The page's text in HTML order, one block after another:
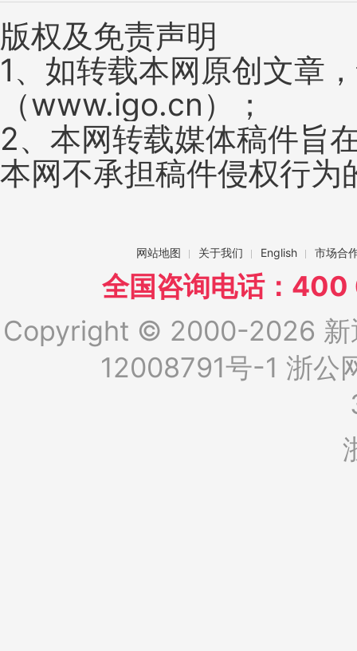
版权及免责声明
1、如转载本网原创文章
（www.igo.cn）；
2、本网转载媒体稿件旨
本网不承担稿件侵权行为
网站地图 关于我们 English 市场合
全国咨询电话：
Copyright © 2000-2026 新
12008791号-1 浙公